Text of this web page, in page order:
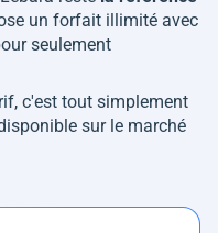
un forfait illimité avec
seulement
c'est tout simplement
sur le marché